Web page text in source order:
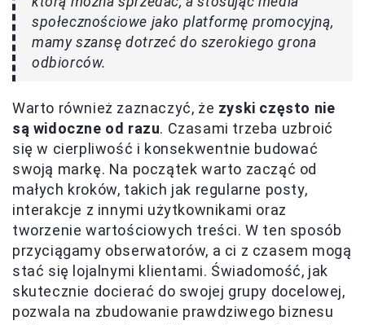
społecznościowe jako platformę promocyjną,
mamy szansę dotrzeć do szerokiego grona
odbiorców.
Warto również zaznaczyć, że zyski często nie
są widoczne od razu. Czasami trzeba uzbroić
się w cierpliwość i konsekwentnie budować
swoją markę. Na początek warto zacząć od
małych kroków, takich jak regularne posty,
interakcje z innymi użytkownikami oraz
tworzenie wartościowych treści. W ten sposób
przyciągamy obserwatorów, a ci z czasem mogą
stać się lojalnymi klientami. Świadomość, jak
skutecznie docierać do swojej grupy docelowej,
pozwala na zbudowanie prawdziwego biznesu